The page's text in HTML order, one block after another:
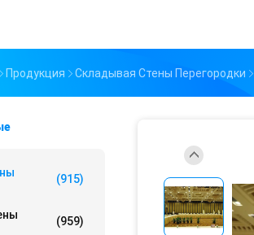
Продукция Складывая Стены Перегородки
(915)
(959)